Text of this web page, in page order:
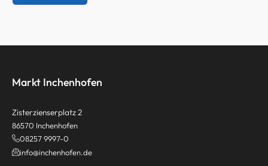
Markt Inchenhofen
Zisterzienserplatz 2
86570 Inchenhofen
08257 9997-0
info@inchenhofen.de